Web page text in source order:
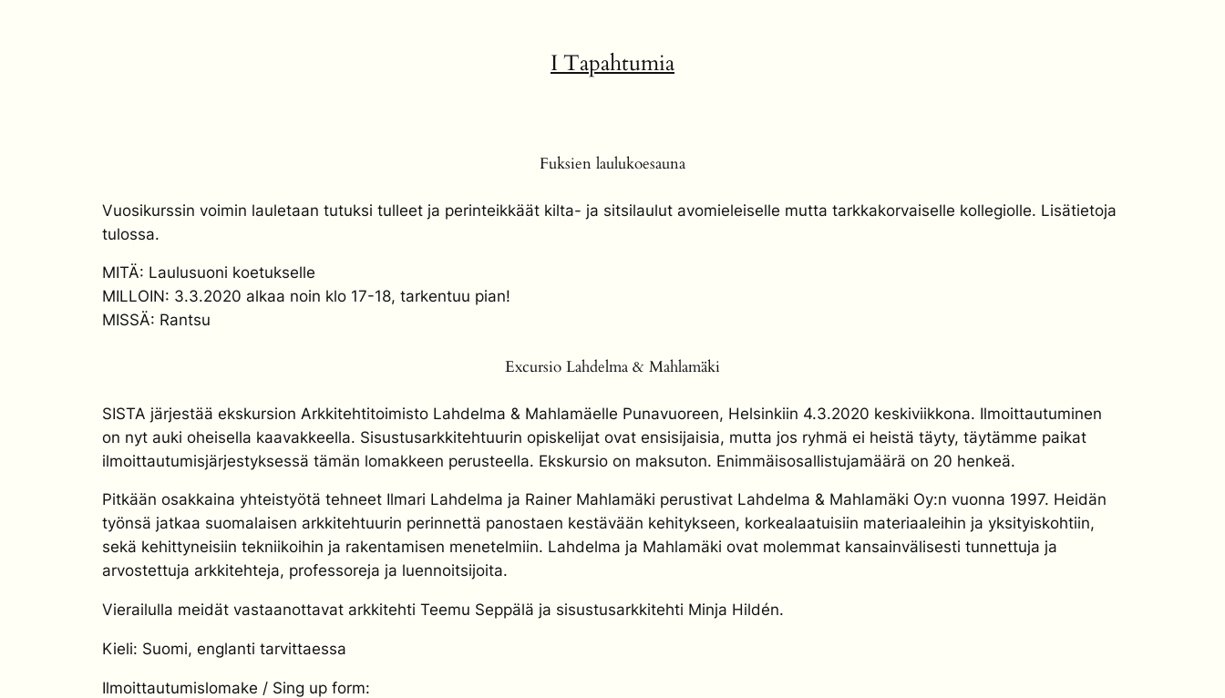
I Tapahtumia
Fuksien laulukoesauna
Vuosikurssin voimin lauletaan tutuksi tulleet ja perinteikkäät kilta- ja sitsilaulut avomieleiselle mutta tarkkakorvaiselle kollegiolle. Lisätietoja
tulossa.
MITÄ: Laulusuoni koetukselle
MILLOIN: 3.3.2020 alkaa noin klo 17-18, tarkentuu pian!
MISSÄ: Rantsu
Excursio Lahdelma & Mahlamäki
SISTA järjestää ekskursion Arkkitehtitoimisto Lahdelma & Mahlamäelle Punavuoreen, Helsinkiin 4.3.2020 keskiviikkona. Ilmoittautuminen
on nyt auki oheisella kaavakkeella. Sisustusarkkitehtuurin opiskelijat ovat ensisijaisia, mutta jos ryhmä ei heistä täyty, täytämme paikat
ilmoittautumisjärjestyksessä tämän lomakkeen perusteella. Ekskursio on maksuton. Enimmäisosallistujamäärä on 20 henkeä.
Pitkään osakkaina yhteistyötä tehneet Ilmari Lahdelma ja Rainer Mahlamäki perustivat Lahdelma & Mahlamäki Oy:n vuonna 1997. Heidän
työnsä jatkaa suomalaisen arkkitehtuurin perinnettä panostaen kestävään kehitykseen, korkealaatuisiin materiaaleihin ja yksityiskohtiin­,
sekä kehittyneisiin tekniikoihin ja rakentamisen menetelmiin. Lahdelma ja Mahlamäki ovat molemmat kansainvälisesti tunnettuja ja
arvostettuja arkkitehteja, professoreja ja luennoitsijoita.
Vierailulla meidät vastaanottavat arkkitehti Teemu Seppälä ja sisustusarkkitehti Minja Hildén.
Kieli: Suomi, englanti tarvittaessa
Ilmoittautumislomake / Sing up form: